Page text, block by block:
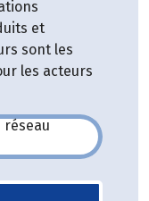
et
sont les
les acteurs
réseau
dans une nouvelle